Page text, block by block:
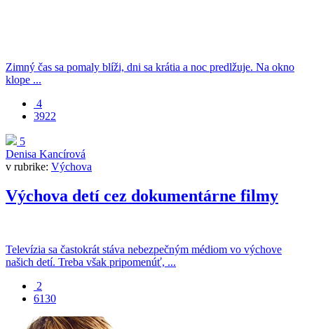
Zimný čas sa pomaly blíži, dni sa krátia a noc predlžuje. Na okno
klope ...
4
3922
5
Denisa Kancírová
v rubrike: Výchova
Výchova detí cez dokumentárne filmy
Televízia sa častokrát stáva nebezpečným médiom vo výchove
našich detí. Treba však pripomenúť, ...
2
6130